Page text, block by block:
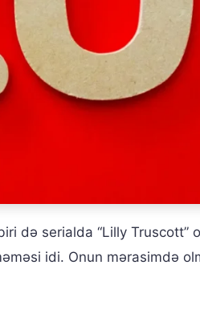
də serialda “Lilly Truscott”
idi. Onun mərasimdə